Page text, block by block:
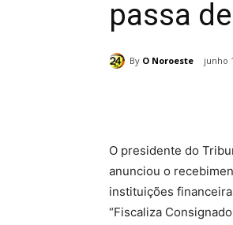
passa
By O Noroeste junho
O presidente do
anunciou o
instituições
“Fiscaliza